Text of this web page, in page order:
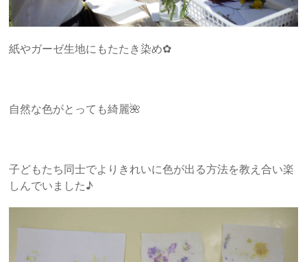
紙やガーゼ生地にもたたき染め✿
自然な色がとっても綺麗🌺
子どもたち同士でよりきれいに色が出る方法を教え合い楽
しんでいました♪